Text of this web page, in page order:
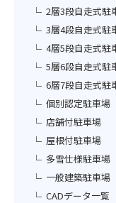
2層3段自走式駐
3層4段自走式駐
4層5段自走式駐
5層6段自走式駐
6層7段自走式駐
個別認定駐車場
店舗付駐車場
屋根付駐車場
多雪仕様駐車場
一般建築駐車場
CADデータ一覧